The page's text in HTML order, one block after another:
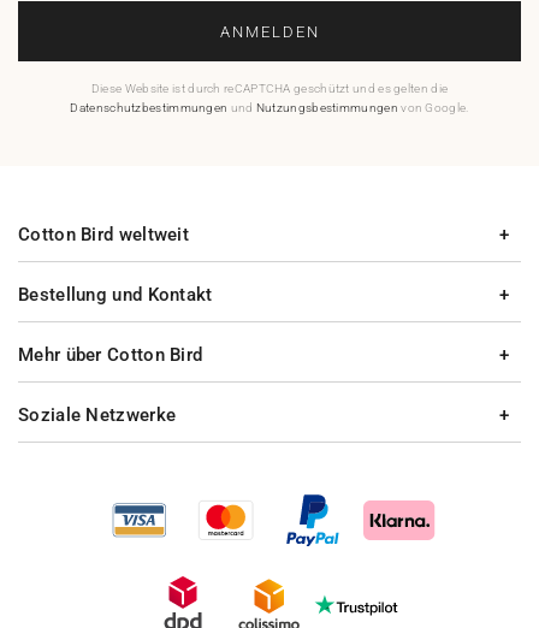
ANMELDEN
Diese Website ist durch reCAPTCHA geschützt und es gelten die
Datenschutzbestimmungen und Nutzungsbestimmungen von Google.
Bestellung und Kontakt
Mehr über Cotton Bird
Cotton Bird weltweit
Soziale Netzwerke